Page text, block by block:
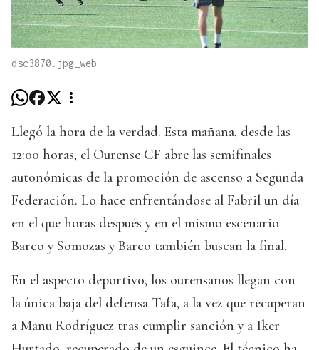
dsc3870.jpg_web
Llegó la hora de la verdad. Esta mañana, desde las
12:00 horas, el Ourense CF abre las semifinales
autonómicas de la promoción de ascenso a Segunda
Federación. Lo hace enfrentándose al Fabril un día
en el que horas después y en el mismo escenario
Barco y Somozas y Barco también buscan la final.
En el aspecto deportivo, los ourensanos llegan con
la única baja del defensa Tafa, a la vez que recuperan
a Manu Rodríguez tras cumplir sanción y a Iker